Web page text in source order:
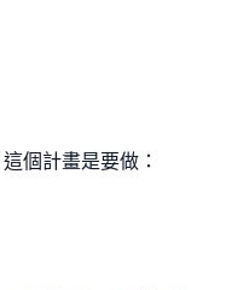
個計畫是要做：